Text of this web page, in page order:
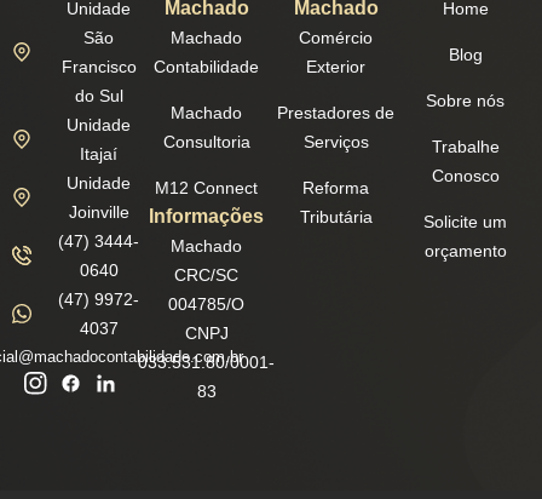
Unidade
São
Francisco
do Sul
Unidade
Itajaí
Unidade
Joinville
(47) 3444-
0640
(47) 9972-
4037
Machado
Machado
Contabilidade
Machado
Consultoria
M12 Connect
Informações
Machado
CRC/SC
004785/O
CNPJ
033.531.80/0001-
83
Machado
Comércio
Exterior
Prestadores de
Serviços
Reforma
Tributária
Home
Blog
Sobre nós
Trabalhe
Conosco
Solicite um
orçamento